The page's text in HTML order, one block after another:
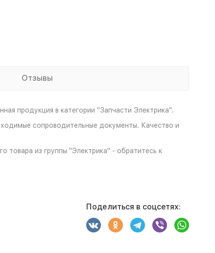
Отзывы
продукция в категории "Запчасти Электрика".
сопроводительные документы. Качество и
товара из группы "Электрика" - обратитесь к
Поделиться в соцсетях: